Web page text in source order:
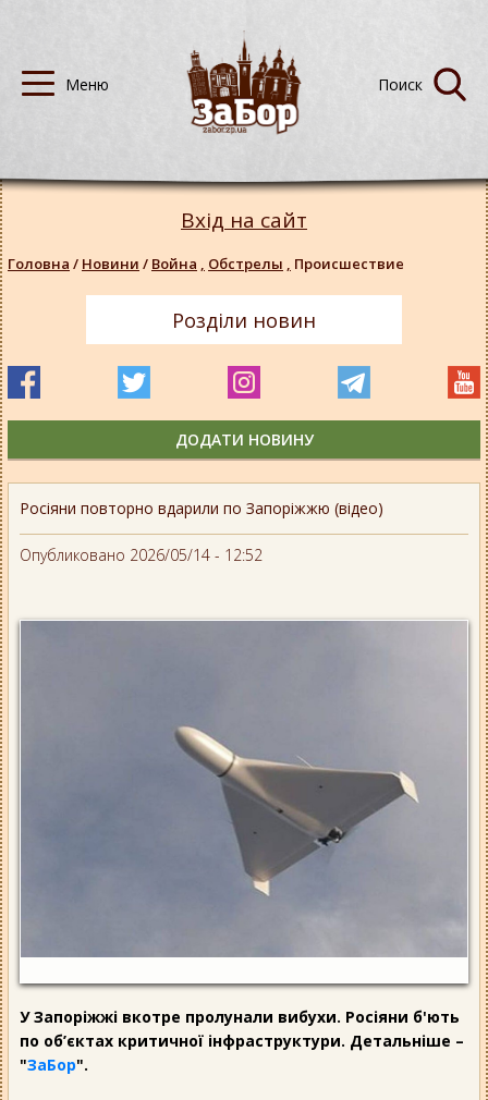
Росіяни повторно вдарили по Запоріжжю (відео)
Опубликовано 2026/05/14 - 12:52
У Запоріжжі вкотре пролунали вибухи. Росіяни б'ють
по об’єктах критичної інфраструктури. Детальніше –
"ЗаБор".
Вхід на сайт
Головна / Новини / Война , Обстрелы , Происшествие
Розділи новин
ДОДАТИ НОВИНУ